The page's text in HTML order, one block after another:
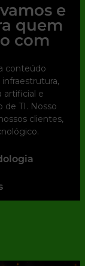
e
quem
com
conteúdo
artificial e
TI. Nosso
clientes,